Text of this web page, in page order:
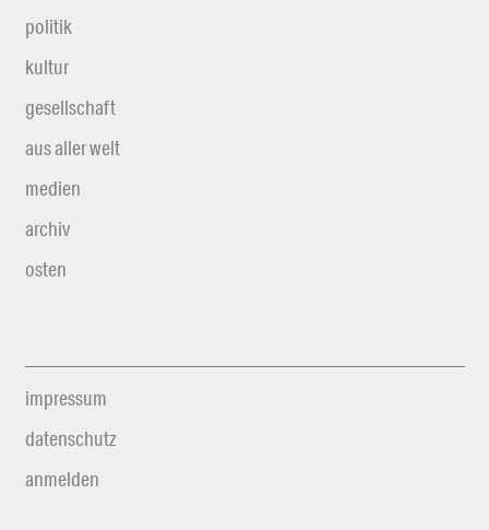
politik
kultur
gesellschaft
aus aller welt
medien
archiv
osten
impressum
datenschutz
anmelden